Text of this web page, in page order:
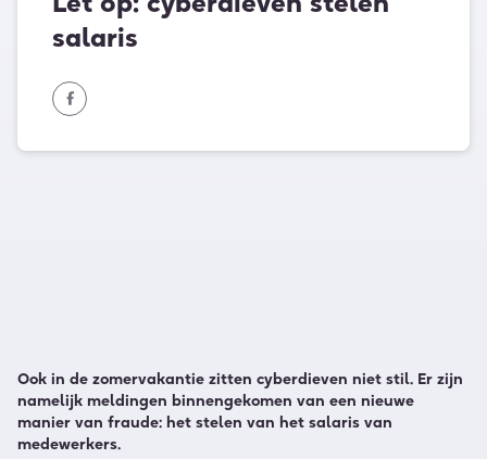
salaris
Ook in de zomervakantie zitten cyberdieven niet stil. Er zijn
namelijk meldingen binnengekomen van een nieuwe
manier van fraude: het stelen van het salaris van
medewerkers.